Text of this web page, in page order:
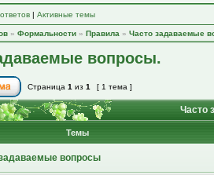
| Активные темы
» Формальности » Правила » Часто задаваемые
вопросы.
Страница 1 из 1 [ 1 тема ]
Часто
Темы
вопросы